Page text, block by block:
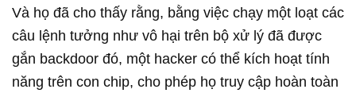
Và họ đã cho thấy rằng, bằng việc chạy một loạt các
câu lệnh tưởng như vô hại trên bộ xử lý đã được
gắn backdoor đó, một hacker có thể kích hoạt tính
năng trên con chip, cho phép họ truy cập hoàn toàn